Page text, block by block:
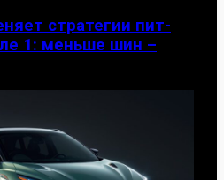
стратегии пит-
1: меньше шин –